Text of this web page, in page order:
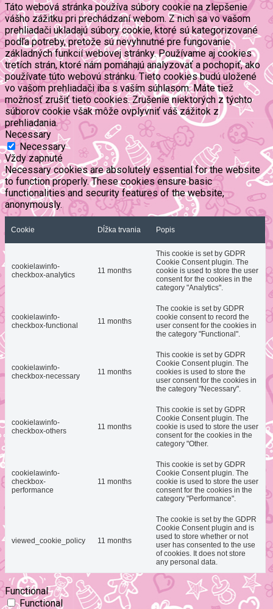
Táto webová stránka používa súbory cookie na zlepšenie
vášho zážitku pri prechádzaní webom. Z nich sa vo vašom
prehliadači ukladajú súbory cookie, ktoré sú kategorizované
podľa potreby, pretože sú nevyhnutné pre fungovanie
základných funkcií webovej stránky. Používame aj cookies
tretích strán, ktoré nám pomáhajú analyzovať a pochopiť, ako
používate túto webovú stránku. Tieto cookies budú uložené
vo vašom prehliadači iba s vaším súhlasom. Máte tiež
možnosť zrušiť tieto cookies. Zrušenie niektorých z týchto
súborov cookie však môže ovplyvniť váš zážitok z
prehliadania.
Necessary
Necessary
Vždy zapnuté
Necessary cookies are absolutely essential for the website
to function properly. These cookies ensure basic
functionalities and security features of the website,
anonymously.
Cookie Dĺžka trvania Popis
cookielawinfo-
checkbox-analytics
11 months
This cookie is set by GDPR
Cookie Consent plugin. The
cookie is used to store the user
consent for the cookies in the
category "Analytics".
cookielawinfo-
checkbox-functional
11 months
The cookie is set by GDPR
cookie consent to record the
user consent for the cookies in
the category "Functional".
cookielawinfo-
checkbox-necessary
11 months
This cookie is set by GDPR
Cookie Consent plugin. The
cookies is used to store the
user consent for the cookies in
the category "Necessary".
cookielawinfo-
checkbox-others
11 months
This cookie is set by GDPR
Cookie Consent plugin. The
cookie is used to store the user
consent for the cookies in the
category "Other.
cookielawinfo-
checkbox-
performance
11 months
This cookie is set by GDPR
Cookie Consent plugin. The
cookie is used to store the user
consent for the cookies in the
category "Performance".
viewed_cookie_policy 11 months
The cookie is set by the GDPR
Cookie Consent plugin and is
used to store whether or not
user has consented to the use
of cookies. It does not store
any personal data.
Functional
Functional